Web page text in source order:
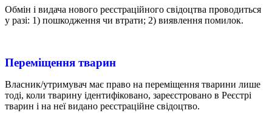
Обмін і видача нового реєстраційного свідоцтва проводиться
у разі: 1) пошкодження чи втрати; 2) виявлення помилок.
Переміщення тварин
Власник/утримувач має право на переміщення тварини лише
тоді, коли тварину ідентифіковано, зареєстровано в Реєстрі
тварин і на неї видано реєстраційне свідоцтво.